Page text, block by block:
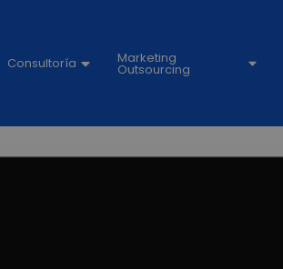
Consultoría Marketing
Outsourcing